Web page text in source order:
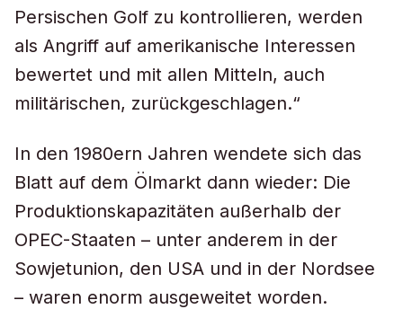
Persischen Golf zu kontrollieren, werden
als Angriff auf amerikanische Interessen
bewertet und mit allen Mitteln, auch
militärischen, zurückgeschlagen.“
In den 1980ern Jahren wendete sich das
Blatt auf dem Ölmarkt dann wieder: Die
Produktionskapazitäten außerhalb der
OPEC-Staaten – unter anderem in der
Sowjetunion, den USA und in der Nordsee
– waren enorm ausgeweitet worden.